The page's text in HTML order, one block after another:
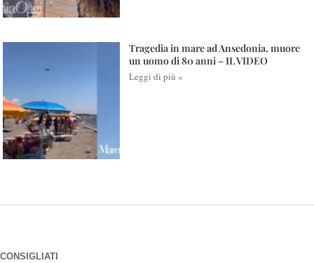
Tragedia in mare ad Ansedonia, muore
un uomo di 80 anni – IL VIDEO
Leggi di più »
CONSIGLIATI